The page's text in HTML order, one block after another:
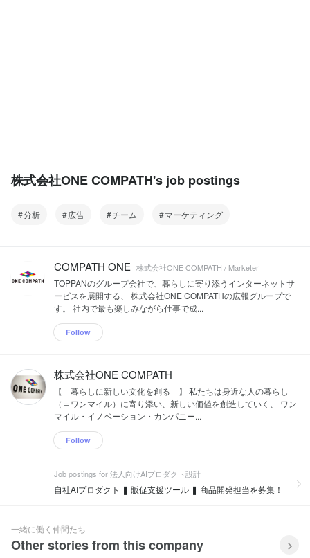
株式会社ONE COMPATH's job postings
分析 広告 チーム マーケティング
COMPATH ONE 株式会社ONE COMPATH / Marketer
TOPPANのグループ会社で、暮らしに寄り添うインターネットサ
ービスを展開する、 株式会社ONE COMPATHの広報グループで
す。 社内で最も楽しみながら仕事で成...
Follow
株式会社ONE COMPATH
【 暮らしに新しい文化を創る 】 私たちは身近な人の暮らし
（＝ワンマイル）に寄り添い、新しい価値を創造していく、 ワン
マイル・イノベーション・カンパニー...
Follow
Job postings for 法人向けAIプロダクト設計
自社AIプロダクト ❚ 販促支援ツール ❚ 商品開発担当を募集！
一緒に働く仲間たち
Other stories from this company